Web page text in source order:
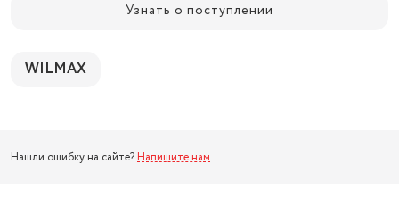
Узнать о поступлении
WILMAX
Нашли ошибку на сайте? Напишите нам.